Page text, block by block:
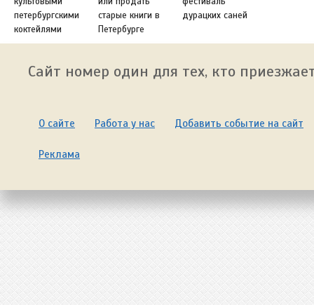
петербургскими
коктейлями
старые книги в
Петербурге
дурацких саней
Сайт номер один для тех, кто
О сайте Работа у нас Добавить событие на сайт
Реклама